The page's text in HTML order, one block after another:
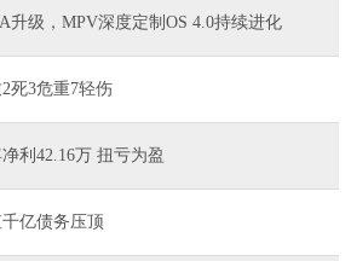
升级，MPV深度定制OS 4.0持续进化
死3危重7轻伤
利42.16万 扭亏为盈
亿债务压顶